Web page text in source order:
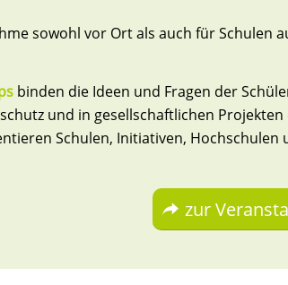
sowohl vor Ort als auch für Schulen
binden die Ideen und Fragen der
und in gesellschaftlichen
Schulen, Initiativen,
zur